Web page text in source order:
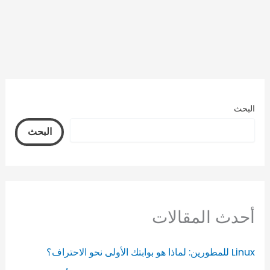
البحث
البحث
أحدث المقالات
Linux للمطورين: لماذا هو بوابتك الأولى نحو الاحتراف؟